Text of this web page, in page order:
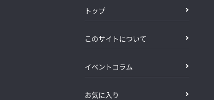
トップ
このサイトについて
イベントコラム
お気に入り